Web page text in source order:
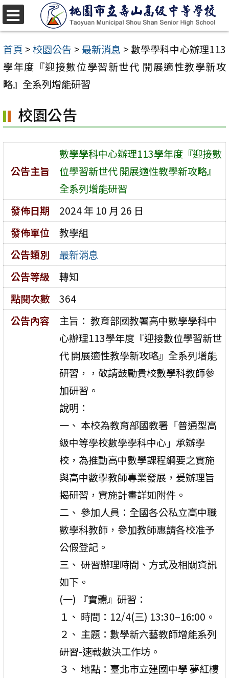
跳
至
主
要
內
區
首頁 >校園公告 >最新消息 >數學學科中心辦理113
學年度『迎接數位學習新世代 開展適性教學新攻
略』全系列增能研習
校園公告
公告主旨
數學學科中心辦理113學年度『迎接數
位學習新世代 開展適性教學新攻略』
全系列增能研習
發佈日期
2024 年 10 月 26 日
發佈單位
教學組
公告類別
最新消息
公告等級
轉知
點閱次數
364
公告內容
主旨： 教育部國教署高中數學學科中
心辦理113學年度『迎接數位學習新世
代 開展適性教學新攻略』全系列增能
研習，，敬請鼓勵貴校數學科教師參
加研習。
說明：
一、 本校為教育部國教署「普通型高
級中等學校數學學科中心」承辦學
校，為推動高中數學課程綱要之實施
與高中數學教師專業發展，爰辦理旨
揭研習，實施計畫詳如附件。
二、 參加人員：全國各公私立高中職
數學科教師，參加教師惠請各校准予
公假登記。
三、 研習辦理時間、方式及相關資訊
如下。
(一) 『實體』研習：
１、 時間：12/4(三) 13:30–16:00。
２、 主題：數學新六藝教師增能系列
研習-速戰數決工作坊。
３、 地點：臺北市立建國中學 夢紅樓
選
單